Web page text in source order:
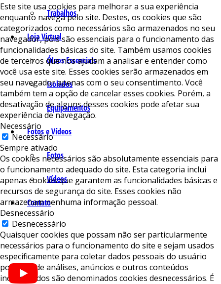
Trabalhos
Loja Virtual
Óleos Essenciais
Isolados
Equipamentos
Fotos e Vídeos
Fotos
Vídeos
Contato
Este site usa cookies para melhorar a sua experiência
enquanto navega pelo site. Destes, os cookies que são
categorizados como necessários são armazenados no seu
navegador, pois são essenciais para o funcionamento das
funcionalidades básicas do site. Também usamos cookies
de terceiros que nos ajudam a analisar e entender como
você usa este site. Esses cookies serão armazenados em
seu navegador apenas com o seu consentimento. Você
também tem a opção de cancelar esses cookies. Porém, a
desativação de alguns desses cookies pode afetar sua
experiência de navegação.
Necessário
Necessário
Sempre ativado
Os cookies necessários são absolutamente essenciais para
o funcionamento adequado do site. Esta categoria inclui
apenas cookies que garantem as funcionalidades básicas e
recursos de segurança do site. Esses cookies não
armazenam nenhuma informação pessoal.
Desnecessário
Desnecessário
Quaisquer cookies que possam não ser particularmente
necessários para o funcionamento do site e sejam usados ​​
especificamente para coletar dados pessoais do usuário
por meio de análises, anúncios e outros conteúdos
incorporados são denominados cookies desnecessários. É